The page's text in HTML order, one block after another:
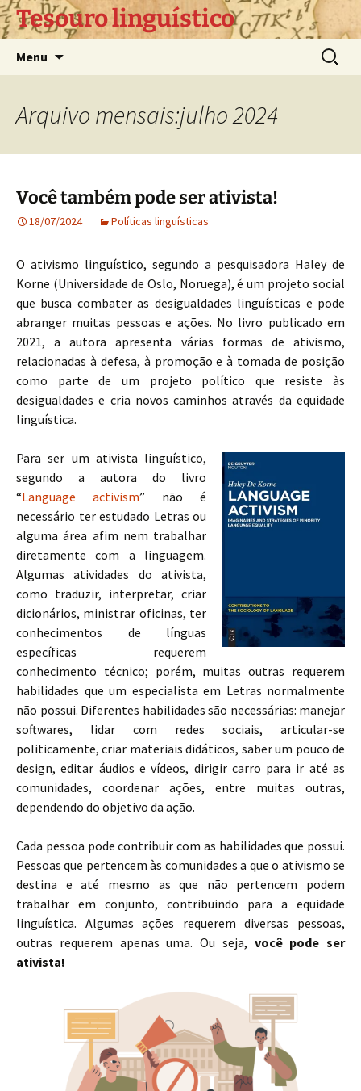
Pular
paraTesouro linguístico
Menu
por:
Arquivo mensais:julho 2024
Você também pode ser ativista!
18/07/2024 Políticas linguísticas
O ativismo linguístico, segundo a pesquisadora Haley de
Korne (Universidade de Oslo, Noruega), é um projeto social
que busca combater as desigualdades linguísticas e pode
abranger muitas pessoas e ações. No livro publicado em
2021, a autora apresenta várias formas de ativismo,
relacionadas à defesa, à promoção e à tomada de posição
como parte de um projeto político que resiste às
desigualdades e cria novos caminhos através da equidade
linguística.
Para ser um ativista linguístico,
segundo a autora do livro
“Language activism” não é
necessário ter estudado Letras ou
alguma área afim nem trabalhar
diretamente com a linguagem.
Algumas atividades do ativista,
como traduzir, interpretar, criar
dicionários, ministrar oficinas, ter
conhecimentos de línguas
específicas requerem
conhecimento técnico; porém, muitas outras requerem
habilidades que um especialista em Letras normalmente
não possui. Diferentes habilidades são necessárias: manejar
softwares, lidar com redes sociais, articular-se
politicamente, criar materiais didáticos, saber um pouco de
design, editar áudios e vídeos, dirigir carro para ir até as
comunidades, coordenar ações, entre muitas outras,
dependendo do objetivo da ação.
Cada pessoa pode contribuir com as habilidades que possui.
Pessoas que pertencem às comunidades a que o ativismo se
destina e até mesmo as que não pertencem podem
trabalhar em conjunto, contribuindo para a equidade
linguística. Algumas ações requerem diversas pessoas,
outras requerem apenas uma. Ou seja, você pode ser
ativista!